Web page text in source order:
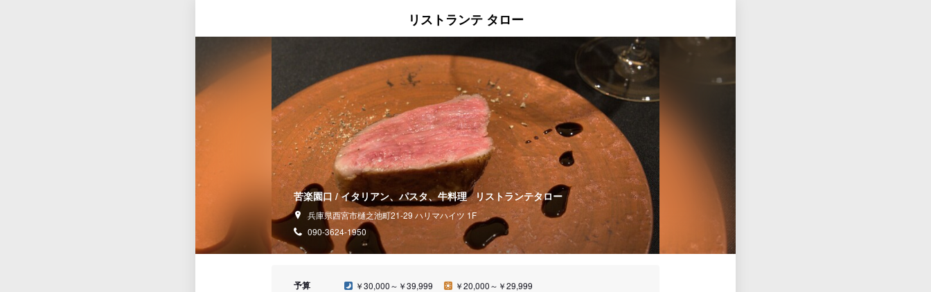
リストランテ タロー
苦楽園口 / イタリアン、パスタ、牛料理 リストランテタロー
兵庫県西宮市樋之池町21-29 ハリマハイツ 1F
090-3624-1950
予算 ￥30,000～￥39,999 ￥20,000～￥29,999